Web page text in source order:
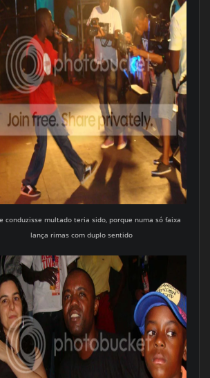
conduzisse multado teria sido, porque numa só faixa
lança rimas com duplo sentido